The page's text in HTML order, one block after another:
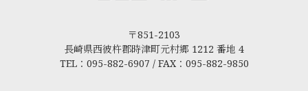
〒851-2103
長崎県西彼杵郡時津町元村郷 1212 番地 4
TEL：095-882-6907 / FAX：095-882-9850